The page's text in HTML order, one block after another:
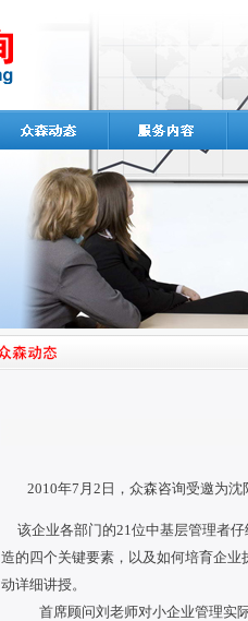
2010年7月2日 ，众森咨询受邀为
该企业各部门的21位中基层管理者
造的四个关键要素，以及如何培育企
动详细讲授。
首席顾问刘老师对小企业管理实